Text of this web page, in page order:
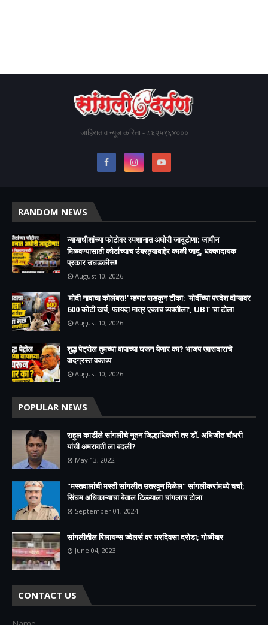
जाहिरात व न्यूज करिता - ८६२५९६४०००
RANDOM NEWS
न्यायाधीशांच्या फोटोवर स्मशानात अघोरी जादूटोणा; जामीन
मिळवण्यासाठी कोर्टाच्याच उंबरठ्याबाहेर काळी जादू, धक्कादायक
प्रकार उघडकीस!
August 10, 2026
'मोदी नावाचा कोलंबस!' म्हणत सडकून टीका; 'मोदींच्या परदेश दौऱ्यावर
600 कोटी खर्च, फायदा मात्र एकाच व्यक्तीला', UBT चा टोला
August 10, 2026
शुद्ध पेट्रोल तुमच्या बापाच्या घरून येणार का? भाजप खासदाराचे
वादग्रस्त वक्तव्य
August 10, 2026
POPULAR NEWS
राहुल कार्डीले सांगलीचे नूतन जिल्हाधिकारी तर डॉ. अभिजीत चौधरी
यांची अमरावती ला बदली?
May 13, 2022
"मस्तवालांची मस्ती सांगलीत उतरवून मिळेल" सांगलीकरांमध्ये चर्चा;
सिंघम अधिकाऱ्याचा बेताल टिल्ल्याला चांगलाच टोला
September 01, 2024
सांगलीतील रिलायन्स ज्वेलर्स वर भरदिवसा दरोडा; गोळीबार
June 04, 2023
CONTACT US